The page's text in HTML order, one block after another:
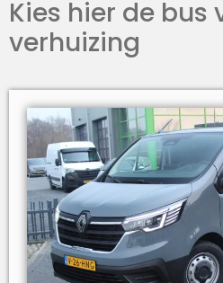
Kies hier de bus
verhuizing